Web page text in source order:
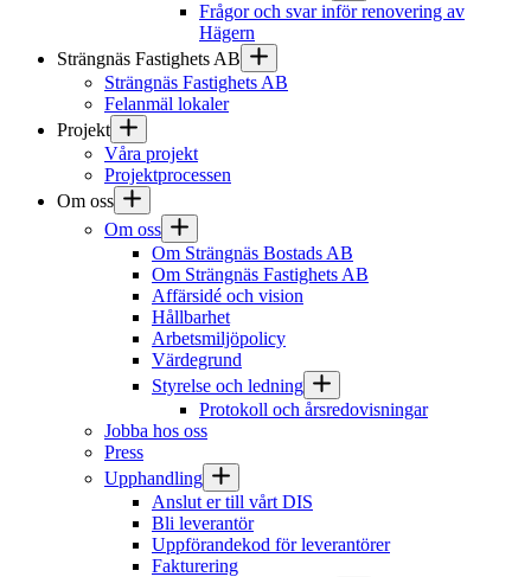
Frågor och svar inför renovering av
Hägern
Strängnäs Fastighets AB
Strängnäs Fastighets AB
Felanmäl lokaler
Projekt
Våra projekt
Projektprocessen
Om oss
Om oss
Om Strängnäs Bostads AB
Om Strängnäs Fastighets AB
Affärsidé och vision
Hållbarhet
Arbetsmiljöpolicy
Värdegrund
Styrelse och ledning
Protokoll och årsredovisningar
Jobba hos oss
Press
Upphandling
Anslut er till vårt DIS
Bli leverantör
Uppförandekod för leverantörer
Fakturering